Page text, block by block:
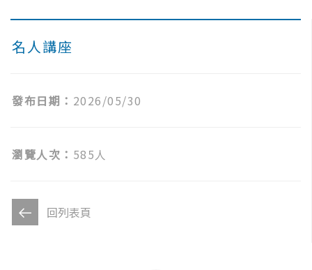
名人講座
發布日期： 2026/05/30
瀏覽人次： 585人
回列表頁